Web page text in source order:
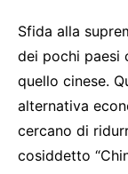
Sfida alla
dei pochi paesi
quello cinese.
alternativa
cercano di
cosiddetto